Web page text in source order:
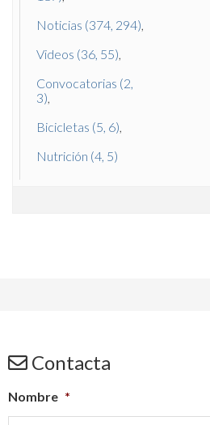
Noticias (374, 294)
Videos (36, 55)
Convocatorias (2,
3)
Bicicletas (5, 6)
Nutrición (4, 5)
Contacta
Nombre *